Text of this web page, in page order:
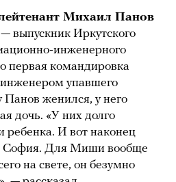
Михаил Панов
выпускник Иркутского
инженерного
первая командировка
упавшего
Панов женился, у него
дочь. «У них долго
ребенка. И вот наконец
София. Для Миши вообще
на свете, он безумно